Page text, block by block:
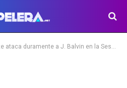
duramente a J. Balvin en la Session #49 de Bizarrap